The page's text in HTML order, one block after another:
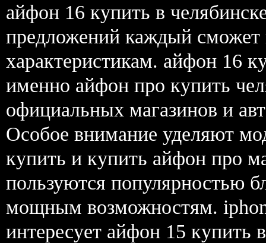
айфон 16 купить в
предложений каждый сможет
характеристикам. айфон 16
именно айфон про купить
официальных магазинов и
Особое внимание уделяют
купить и купить айфон про
пользуются популярностью
мощным возможностям.
интересует айфон 15 купить